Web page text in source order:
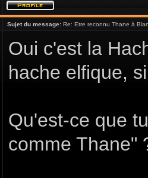
Sujet du message: Re: Etre reconnu Thane à
Oui c'est la
hache elfique,
Qu'est-ce que
comme Thane"